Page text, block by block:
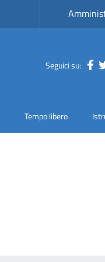
Seguici su:
Tempo libero